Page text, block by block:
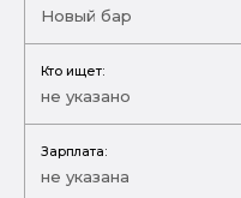
Новый бар
Кто ищет:
не указано
Зарплата:
не указана